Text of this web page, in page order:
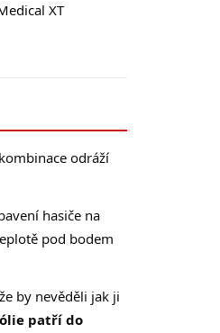
XT
odráží
hasiče na
pod bodem
by nevěděli jak ji
patří do